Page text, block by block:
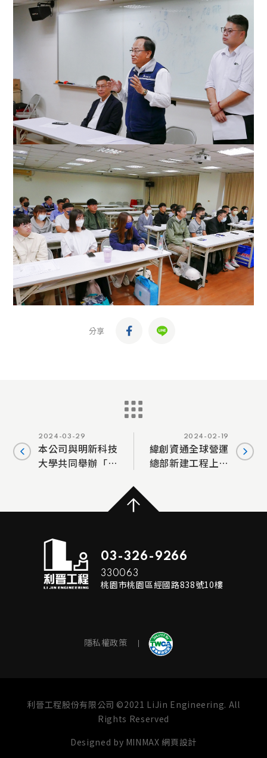
分享
2024-03-29
本公司與明新科技
大學共同舉辦「企
2024-02-19
緯創資通全球營運
總部新建工程上樑
03-326-9266
330063
桃園市桃園區經國路838號10樓
隱私權政策
利晉工程股份有限公司 ©2021 LiJin Engineering. All
Rights Reserved
Designed by MINMAX 網頁設計